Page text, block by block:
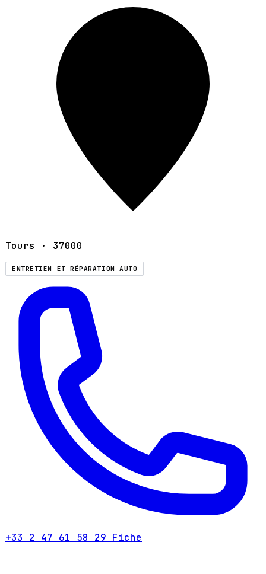
Tours · 37000
ENTRETIEN ET RÉPARATION AUTO
+33 2 47 61 58 29 Fiche